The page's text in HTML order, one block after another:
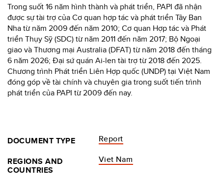
Trong suốt 16 năm hình thành và phát triển, PAPI đã nhận
được sự tài trợ của Cơ quan hợp tác và phát triển Tây Ban
Nha từ năm 2009 đến năm 2010; Cơ quan Hợp tác và Phát
triển Thụy Sỹ (SDC) từ năm 2011 đến năm 2017; Bộ Ngoại
giao và Thương mại Australia (DFAT) từ năm 2018 đến tháng
6 năm 2026; Đại sứ quán Ai-len tài trợ từ 2018 đến 2025.
Chương trình Phát triển Liên Hợp quốc (UNDP) tại Việt Nam
đóng góp về tài chính và chuyên gia trong suốt tiến trình
phát triển của PAPI từ 2009 đến nay.
DOCUMENT TYPE
Report
REGIONS AND
COUNTRIES
Viet Nam